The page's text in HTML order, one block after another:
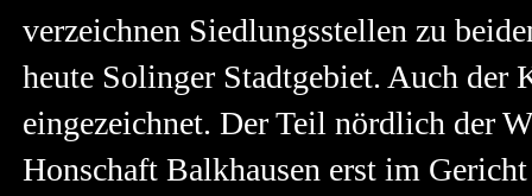
verzeichnen Siedlungsstellen zu
heute Solinger Stadtgebiet. Auch der
eingezeichnet. Der Teil nördlich der
Honschaft Balkhausen erst im